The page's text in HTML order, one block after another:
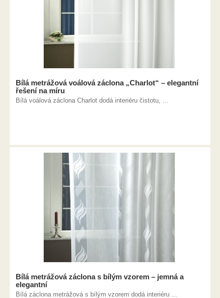
Bílá metrážová voálová záclona „Charlot“ – elegantní
řešení na míru
Bílá voálová záclona Charlot dodá interiéru čistotu, ...
Bílá metrážová záclona s bílým vzorem – jemná a
elegantní
Bílá záclona metrážová s bílým vzorem dodá interiéru ...